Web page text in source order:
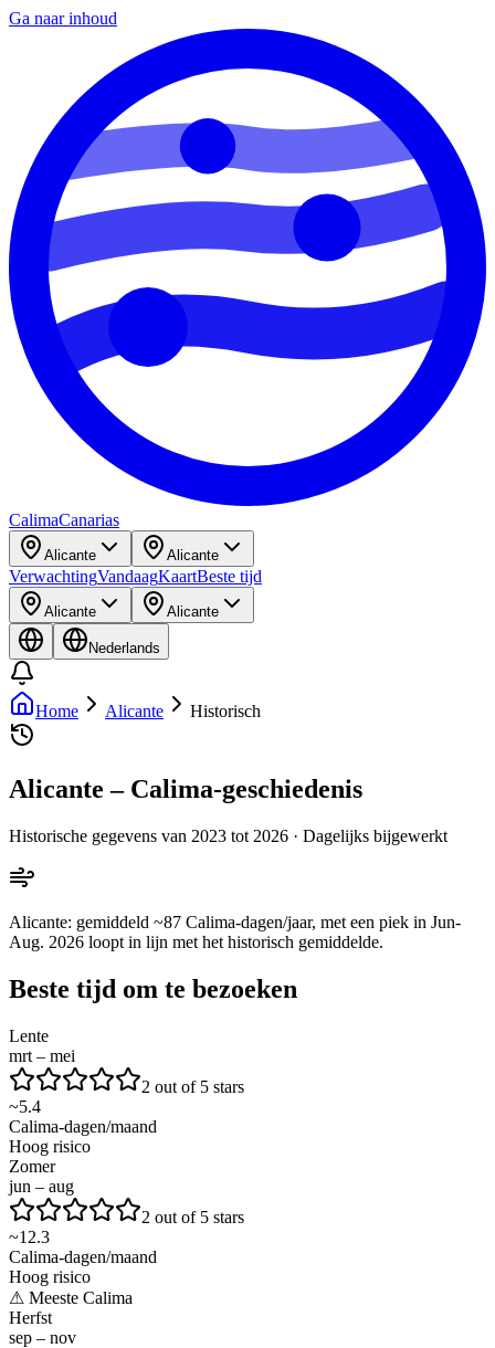
Ga naar inhoud
CalimaCanarias
Alicante Alicante
VerwachtingVandaagKaartBeste tijd
Alicante Alicante
Nederlands
Home Alicante Historisch
Alicante – Calima-geschiedenis
Historische gegevens van 2023 tot 2026 · Dagelijks bijgewerkt
Alicante: gemiddeld ~87 Calima-dagen/jaar, met een piek in Jun-
Aug. 2026 loopt in lijn met het historisch gemiddelde.
Beste tijd om te bezoeken
Lente
mrt – mei
2 out of 5 stars
~5.4
Calima-dagen/maand
Hoog risico
Zomer
jun – aug
2 out of 5 stars
~12.3
Calima-dagen/maand
Hoog risico
⚠ Meeste Calima
Herfst
sep – nov